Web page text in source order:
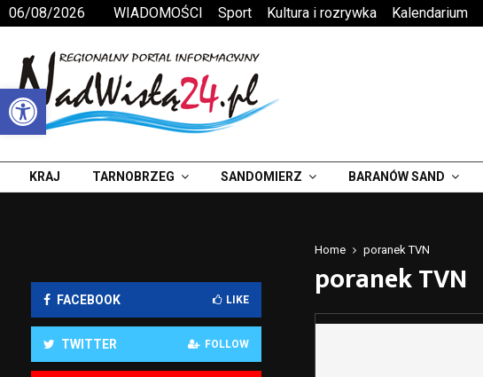
Otwórz pasek narzędzi
06/08/2026 WIADOMOŚCI Sport Kultura i rozrywka Kalendarium
KRAJ TARNOBRZEG SANDOMIERZ BARANÓW SAND
Home poranek TVN
poranek TVN
FACEBOOK LIKE
TWITTER FOLLOW